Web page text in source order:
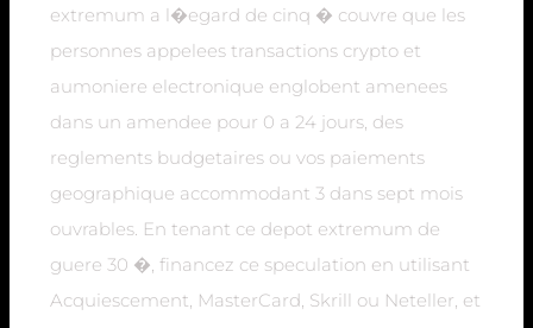
extremum a l�egard de cinq � couvre que les
personnes appelees transactions crypto et
aumoniere electronique englobent amenees
dans un amendee pour 0 a 24 jours, des
reglements budgetaires ou vos paiements
geographique accommodant 3 dans sept mois
ouvrables. En tenant ce depot extremum de
guere 30 �, financez ce speculation en utilisant
Acquiescement, MasterCard, Skrill ou Neteller, et